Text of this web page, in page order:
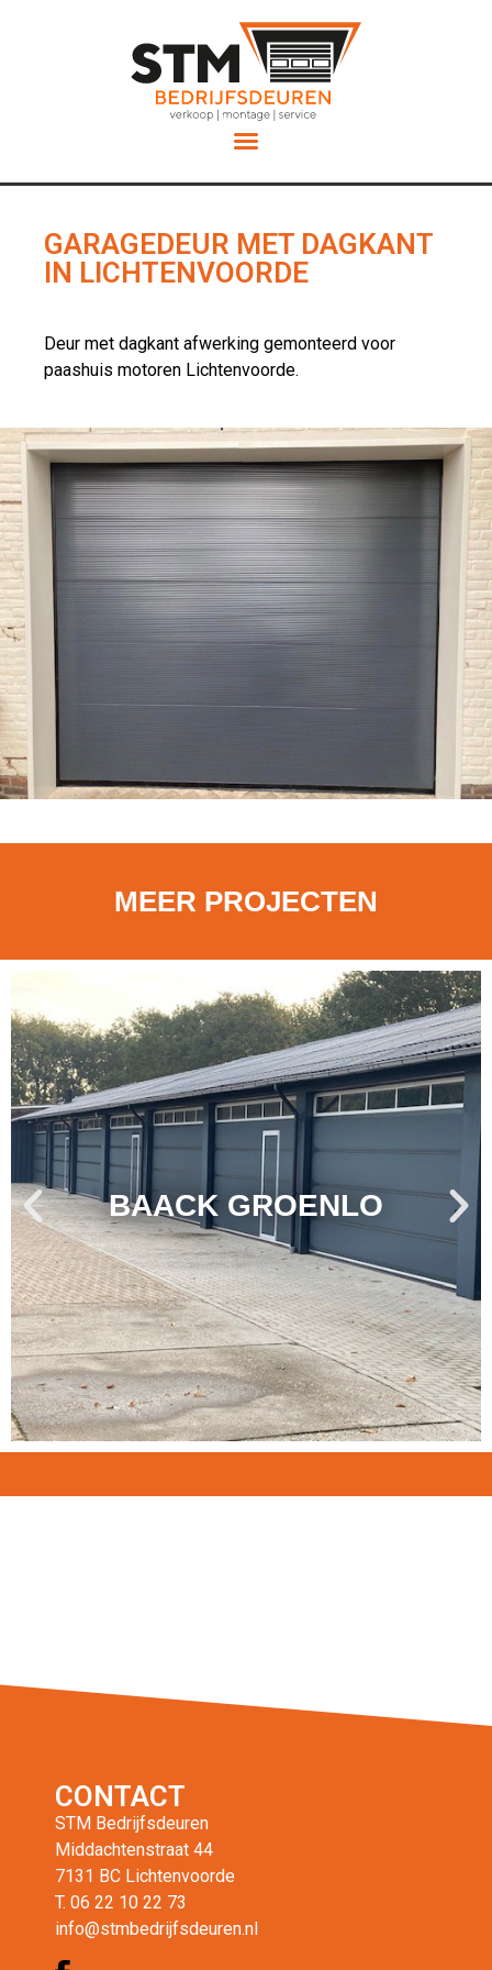
GARAGEDEUR MET DAGKANT
IN LICHTENVOORDE
Deur met dagkant afwerking gemonteerd voor
paashuis motoren Lichtenvoorde.
MEER PROJECTEN
BAACK GROENLO
CONTACT
STM Bedrijfsdeuren
Middachtenstraat 44
7131 BC Lichtenvoorde
T. 06 22 10 22 73
info@stmbedrijfsdeuren.nl